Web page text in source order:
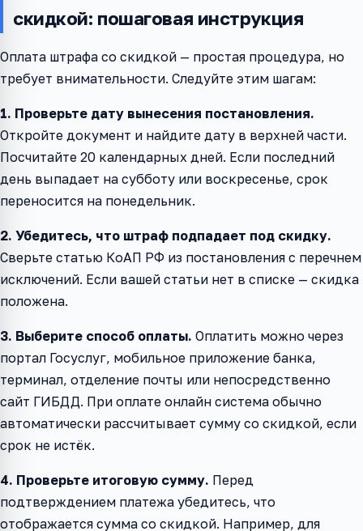
скидкой: пошаговая инструкция
Оплата штрафа со скидкой — простая процедура, но
требует внимательности. Следуйте этим шагам:
1. Проверьте дату вынесения постановления.
Откройте документ и найдите дату в верхней части.
Посчитайте 20 календарных дней. Если последний
день выпадает на субботу или воскресенье, срок
переносится на понедельник.
2. Убедитесь, что штраф подпадает под скидку.
Сверьте статью КоАП РФ из постановления с перечнем
исключений. Если вашей статьи нет в списке — скидка
положена.
3. Выберите способ оплаты. Оплатить можно через
портал Госуслуг, мобильное приложение банка,
терминал, отделение почты или непосредственно
сайт ГИБДД. При оплате онлайн система обычно
автоматически рассчитывает сумму со скидкой, если
срок не истёк.
4. Проверьте итоговую сумму. Перед
подтверждением платежа убедитесь, что
отображается сумма со скидкой. Например, для